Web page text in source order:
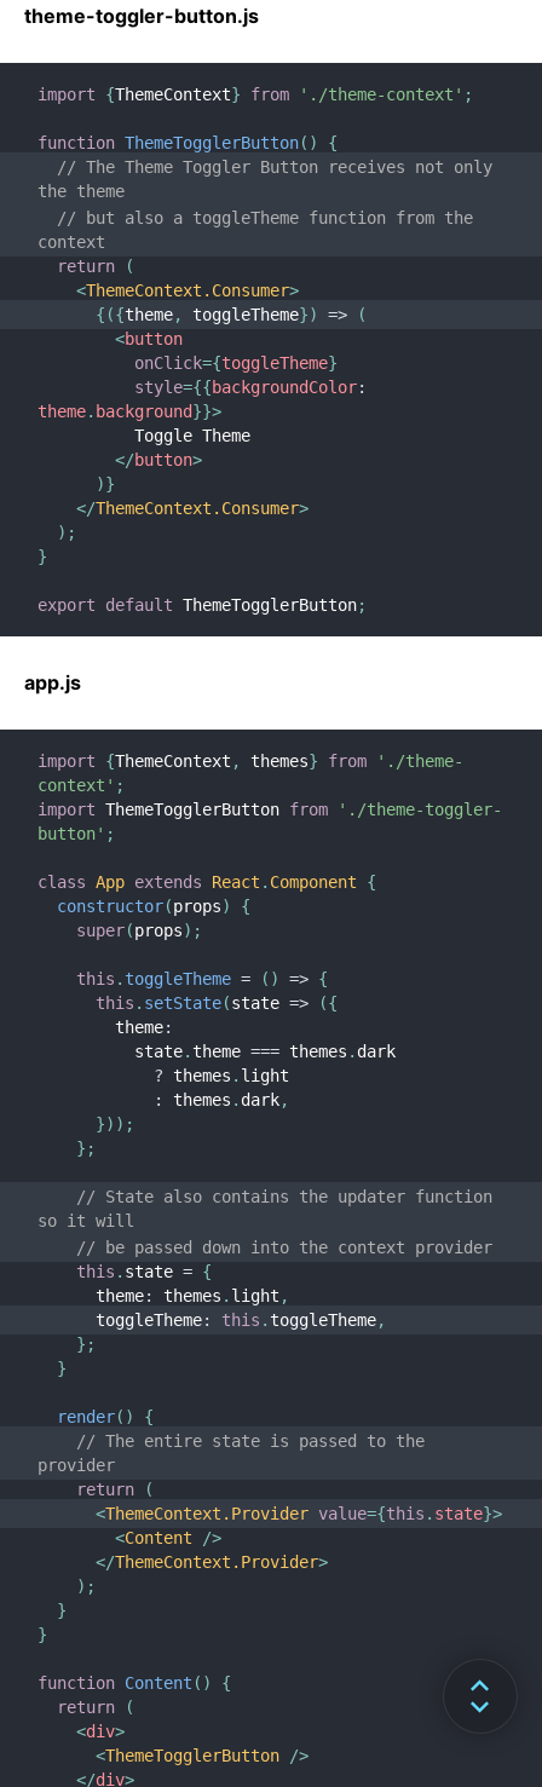
theme-toggler-button.js
import {ThemeContext} from './theme-context' ;
function ThemeTogglerButton( )
{
// The Theme Toggler Button receives not only
the theme
// but also a toggleTheme function from the
context
return
(
<ThemeContext.Consumer>
{ ({theme, toggleTheme}) =>
(
<button
onClick={toggleTheme}
style={{backgroundColor:
theme. background}}>
          Toggle Theme
</button>
)}
</ThemeContext.Consumer>
) ;
}
export default ThemeTogglerButton;
app.js
import {ThemeContext , themes} from
'./theme-
context' ;
import ThemeTogglerButton from
'./theme-toggler-
button' ;
class App extends React . Component
{
constructor(props)
{
super(props) ;
this . toggleTheme = ( ) => {
this . setState(state => ({
        theme
:
          state
. theme === themes . dark
? themes . light
:
themes . dark,
}) ) ;
} ;
// State also contains the updater function
so it will
// be passed down into the context provider
this . state = {
      theme
: themes . light ,
      toggleTheme
: this . toggleTheme,
} ;
}
render( )
{
// The entire state is passed to the
provider
return
(
<ThemeContext.Provider value={this . state}>
<Content
/>
</ThemeContext.Provider>
) ;
}
}
function Content ( )
{
return
(
<div>
<ThemeTogglerButton
/>
</div>